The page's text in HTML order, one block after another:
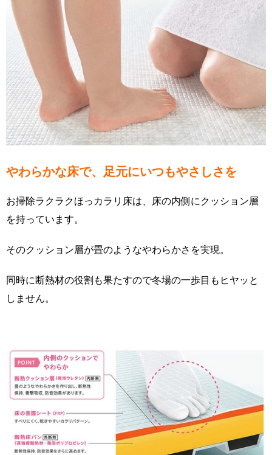
やわらかな床で、足元にいつもやさしさを
お掃除ラクラクほっカラリ床は、床の内側にクッション層
を持っています。
そのクッション層が畳のようなやわらかさを実現。
同時に断熱材の役割も果たすので冬場の一歩目もヒヤッと
しません。